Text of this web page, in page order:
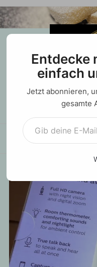
Entdecke
einfach
Jetzt abonnieren,
gesamte
Gib deine E-Mail-Adresse ein ...